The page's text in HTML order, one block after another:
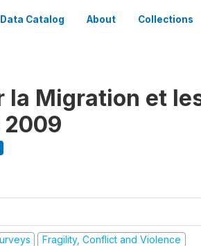
Data Catalog About Collections
la Migration et
2009
Fragility, Conflict and Violence